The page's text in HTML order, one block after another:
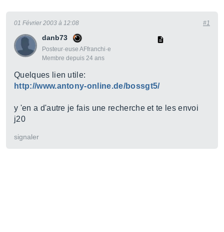
danb73
Posteur·euse AFfranchi·e
Membre depuis 24 ans
01 Février 2003 à 12:08 #1
Quelques lien utile:
http://www.antony-online.de/bossgt5/
y 'en a d'autre je fais une recherche et te les envoi
j20
signaler